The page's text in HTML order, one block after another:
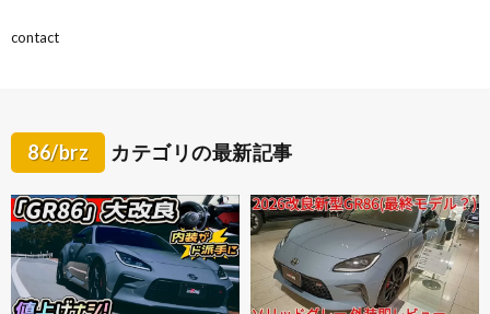
contact
86/brz カテゴリの最新記事